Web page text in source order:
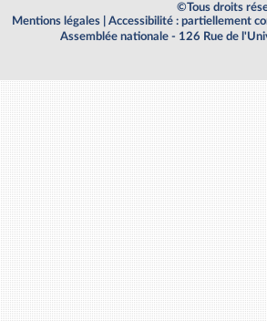
©Tous droits
Mentions légales
Accessibilité : partiellement
Assemblée nationale - 126 Rue de